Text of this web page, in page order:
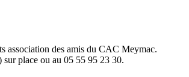
association des amis du CAC Meymac.
sur place ou au 05 55 95 23 30.